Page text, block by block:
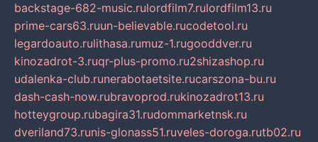
backstage-682-music.rulordfilm7.rulordfilm13.ru
prime-cars63.ruun-believable.rucodetool.ru
legardoauto.rulithasa.rumuz-1.rugooddver.ru
kinozadrot-3.ruqr-plus-promo.ru2shizashop.ru
udalenka-club.runerabotaetsite.rucarszona-bu.ru
dash-cash-now.rubravoprod.rukinozadrot13.ru
hotteygroup.rubagira31.rudommarketnsk.ru
dveriland73.runis-glonass51.ruveles-doroga.rutb02.ru